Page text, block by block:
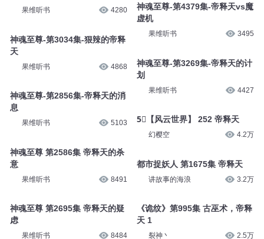
果维听书 4280
神魂至尊-第3034集-狠辣的帝释
天
果维听书 4868
神魂至尊-第2856集-帝释天的消
息
果维听书 5103
神魂至尊 第2586集 帝释天的杀
意
果维听书 8491
神魂至尊 第2695集 帝释天的疑
虑
果维听书 8484
神魂至尊-第4379集-帝释天vs魔
虚机
果维听书 3495
神魂至尊-第3269集-帝释天的计
划
果维听书 4427
5⃣【风云世界】 252 帝释天
幻樱空 4.2万
都市捉妖人 第1675集 帝释天
讲故事的海浪 3.2万
《诡纹》第995集 古巫术，帝释
天 1
裂神丶 2.5万